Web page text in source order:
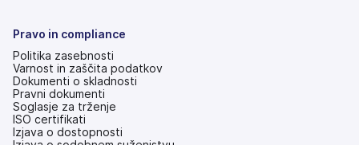
Pravo in compliance
Politika zasebnosti
Varnost in zaščita podatkov
Dokumenti o skladnosti
Pravni dokumenti
Soglasje za trženje
ISO certifikati
Izjava o dostopnosti